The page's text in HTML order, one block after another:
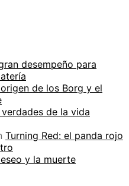
desempeño para
de los Borg y el
de la vida
Turning Red: el panda rojo
y la muerte